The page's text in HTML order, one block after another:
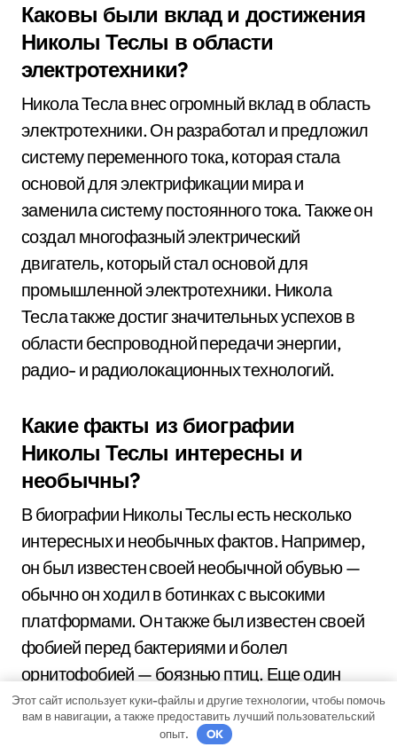
Каковы были вклад и достижения
Николы Теслы в области
электротехники?
Никола Тесла внес огромный вклад в область
электротехники. Он разработал и предложил
систему переменного тока, которая стала
основой для электрификации мира и
заменила систему постоянного тока. Также он
создал многофазный электрический
двигатель, который стал основой для
промышленной электротехники. Никола
Тесла также достиг значительных успехов в
области беспроводной передачи энергии,
радио- и радиолокационных технологий.
Какие факты из биографии
Николы Теслы интересны и
необычны?
В биографии Николы Теслы есть несколько
интересных и необычных фактов. Например,
он был известен своей необычной обувью —
обычно он ходил в ботинках с высокими
платформами. Он также был известен своей
фобией перед бактериями и болел
орнитофобией — боязнью птиц. Еще один
интересный факт: Тесла утверждал, что имел
способность к визуализации и созданию
Этот сайт использует куки-файлы и другие технологии, чтобы помочь
вам в навигации, а также предоставить лучший пользовательский
опыт.
OK